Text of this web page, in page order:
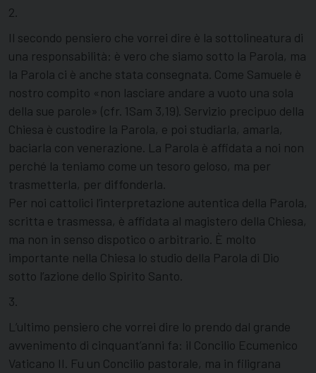
2.
Il secondo pensiero che vorrei dire è la sottolineatura di
una responsabilità: è vero che siamo sotto la Parola, ma
la Parola ci è anche stata consegnata. Come Samuele è
nostro compito «non lasciare andare a vuoto una sola
della sue parole» (cfr. 1Sam 3,19). Servizio precipuo della
Chiesa è custodire la Parola, e poi studiarla, amarla,
baciarla con venerazione. La Parola è affidata a noi non
perché la teniamo come un tesoro geloso, ma per
trasmetterla, per diffonderla.
Per noi cattolici l’interpretazione autentica della Parola,
scritta e trasmessa, è affidata al magistero della Chiesa,
ma non in senso dispotico o arbitrario. È molto
importante nella Chiesa lo studio della Parola di Dio
sotto l’azione dello Spirito Santo.
3.
L’ultimo pensiero che vorrei dire lo prendo dal grande
avvenimento di cinquant’anni fa: il Concilio Ecumenico
Vaticano II. Fu un Concilio pastorale, ma in filigrana